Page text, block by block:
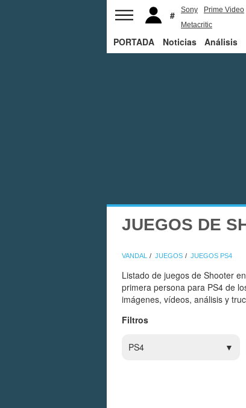
Sony Prime Video
Metacritic
PORTADA Noticias Análisis
JUEGOS DE
VANDAL JUEGOS JUEGOS PS4
Listado de juegos de Shooter
primera persona para PS4 de
imágenes, vídeos, análisis y
Filtros
PS4